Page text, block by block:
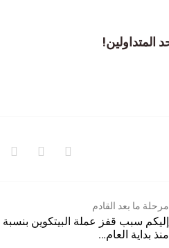
مرحلة ما بعد القادم
منذ بداية العام…